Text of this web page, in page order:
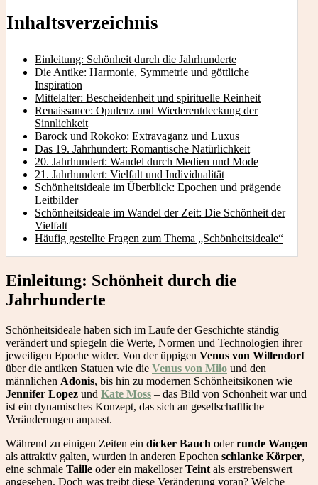
Inhaltsverzeichnis
Einleitung: Schönheit durch die Jahrhunderte
Die Antike: Harmonie, Symmetrie und göttliche
Inspiration
Mittelalter: Bescheidenheit und spirituelle Reinheit
Renaissance: Opulenz und Wiederentdeckung der
Sinnlichkeit
Barock und Rokoko: Extravaganz und Luxus
Das 19. Jahrhundert: Romantische Natürlichkeit
20. Jahrhundert: Wandel durch Medien und Mode
21. Jahrhundert: Vielfalt und Individualität
Schönheitsideale im Überblick: Epochen und prägende
Leitbilder
Schönheitsideale im Wandel der Zeit: Die Schönheit der
Vielfalt
Häufig gestellte Fragen zum Thema „Schönheitsideale“
Einleitung: Schönheit durch die
Jahrhunderte
Schönheitsideale haben sich im Laufe der Geschichte ständig
verändert und spiegeln die Werte, Normen und Technologien ihrer
jeweiligen Epoche wider. Von der üppigen Venus von Willendorf
über die antiken Statuen wie die Venus von Milo und den
männlichen Adonis, bis hin zu modernen Schönheitsikonen wie
Jennifer Lopez und Kate Moss – das Bild von Schönheit war und
ist ein dynamisches Konzept, das sich an gesellschaftliche
Veränderungen anpasst.
Während zu einigen Zeiten ein dicker Bauch oderrunde Wangen
als attraktiv galten, wurden in anderen Epochen schlanke Körper,
eine schmale Taille oder ein makelloserTeint als erstrebenswert
angesehen. Doch was treibt diese Veränderung voran? Welche